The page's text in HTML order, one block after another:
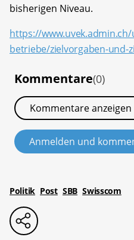
bisherigen Niveau.
https://
betriebe/zielvorgaben-und-
Kommentare(0)
Kommentare anzeigen
Anmelden und
Politik Post SBB Swisscom